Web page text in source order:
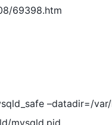
69398.htm
–datadir=/
mysqld.pid